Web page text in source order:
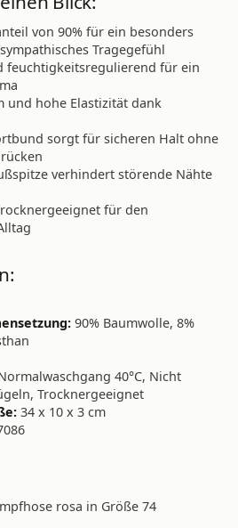
von 90% für ein besonders
Tragegefühl
feuchtigkeitsregulierend für ein
und hohe Elastizität dank
sorgt für sicheren Halt ohne
verhindert störende Nähte
für den
90% Baumwolle, 8%
40°C, Nicht
Trocknergeeignet
34 x 10 x 3 cm
rosa in Größe 74